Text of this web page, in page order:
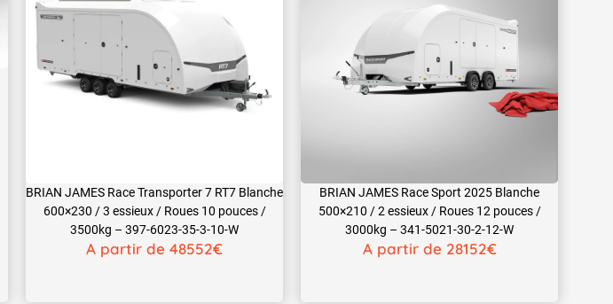
BRIAN JAMES Race Transporter 7 RT7 Blanche
600×230 / 3 essieux / Roues 10 pouces /
3500kg – 397-6023-35-3-10-W
A partir de 48552€
BRIAN JAMES Race Sport 2025 Blanche
500×210 / 2 essieux / Roues 12 pouces /
3000kg – 341-5021-30-2-12-W
A partir de 28152€